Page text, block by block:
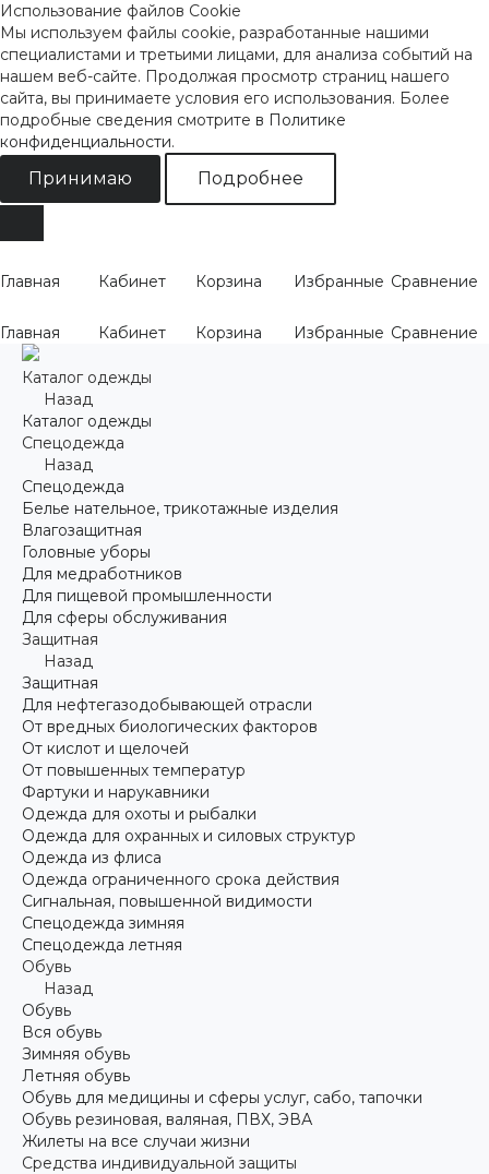
Использование файлов Cookie
Мы используем файлы cookie, разработанные нашими
специалистами и третьими лицами, для анализа событий на
нашем веб-сайте. Продолжая просмотр страниц нашего
сайта, вы принимаете условия его использования. Более
подробные сведения смотрите в Политике
конфиденциальности.
Принимаю Подробнее
Главная Кабинет Корзина Избранные Сравнение
Главная Кабинет Корзина Избранные Сравнение
Каталог одежды
Назад
Каталог одежды
Спецодежда
Назад
Спецодежда
Белье нательное, трикотажные изделия
Влагозащитная
Головные уборы
Для медработников
Для пищевой промышленности
Для сферы обслуживания
Защитная
Назад
Защитная
Для нефтегазодобывающей отрасли
От вредных биологических факторов
От кислот и щелочей
От повышенных температур
Фартуки и нарукавники
Одежда для охоты и рыбалки
Одежда для охранных и силовых структур
Одежда из флиса
Одежда ограниченного срока действия
Сигнальная, повышенной видимости
Спецодежда зимняя
Спецодежда летняя
Обувь
Назад
Обувь
Вся обувь
Зимняя обувь
Летняя обувь
Обувь для медицины и сферы услуг, сабо, тапочки
Обувь резиновая, валяная, ПВХ, ЭВА
Жилеты на все случаи жизни
Средства индивидуальной защиты